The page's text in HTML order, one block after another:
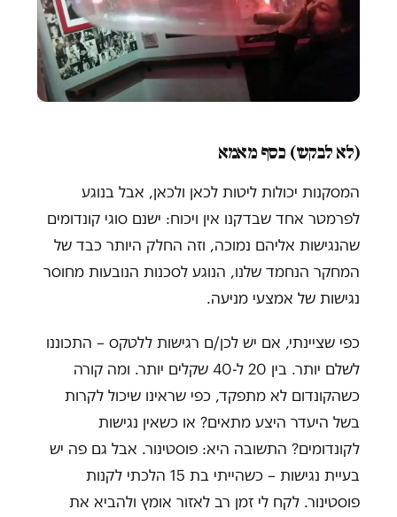
(לא לבקש) כסף מאמא
המסקנות יכולות ליטות לכאן ולכאן, אבל בנוגע
לפרמטר אחד שבדקנו אין ויכוח: ישנם סוגי קונדומים
שהנגישות אליהם נמוכה, וזה החלק היותר כבד של
המחקר הנחמד שלנו, הנוגע לסכנות הנובעות מחוסר
נגישות של אמצעי מניעה.
כפי שציינתי, אם יש לכן/ם רגישות ללטקס – התכוננו
לשלם יותר. בין 20 ל-40 שקלים יותר. ומה קורה
כשהקונדום לא מתפקד, כפי שראינו שיכול לקרות
בשל היעדר היצע מתאים? או כשאין נגישות
לקונדומים? התשובה היא: פוסטינור. אבל גם פה יש
בעיית נגישות – כשהייתי בת 15 הלכתי לקנות
פוסטינור. לקח לי זמן רב לאזור אומץ ולהביא את